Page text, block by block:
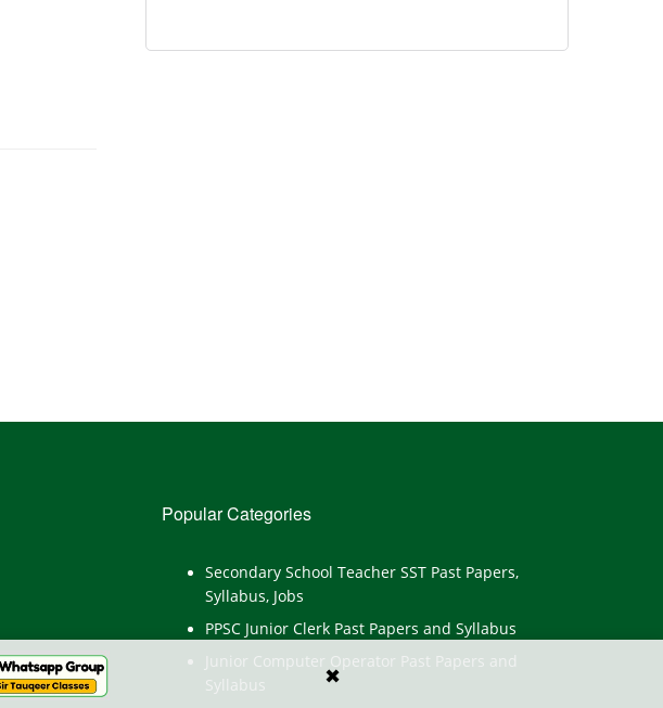
✖
Popular Categories
Secondary School Teacher SST Past Papers,
Syllabus, Jobs
PPSC Junior Clerk Past Papers and Syllabus
Junior Computer Operator Past Papers and
Syllabus